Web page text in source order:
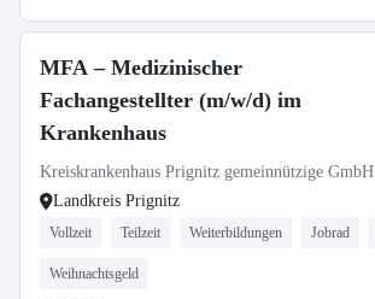
MFA – Medizinischer
Fachangestellter (m/w/d) im
Krankenhaus
Kreiskrankenhaus Prignitz gemeinnützige GmbH
Landkreis Prignitz
Vollzeit Teilzeit Weiterbildungen Jobrad
Weihnachtsgeld